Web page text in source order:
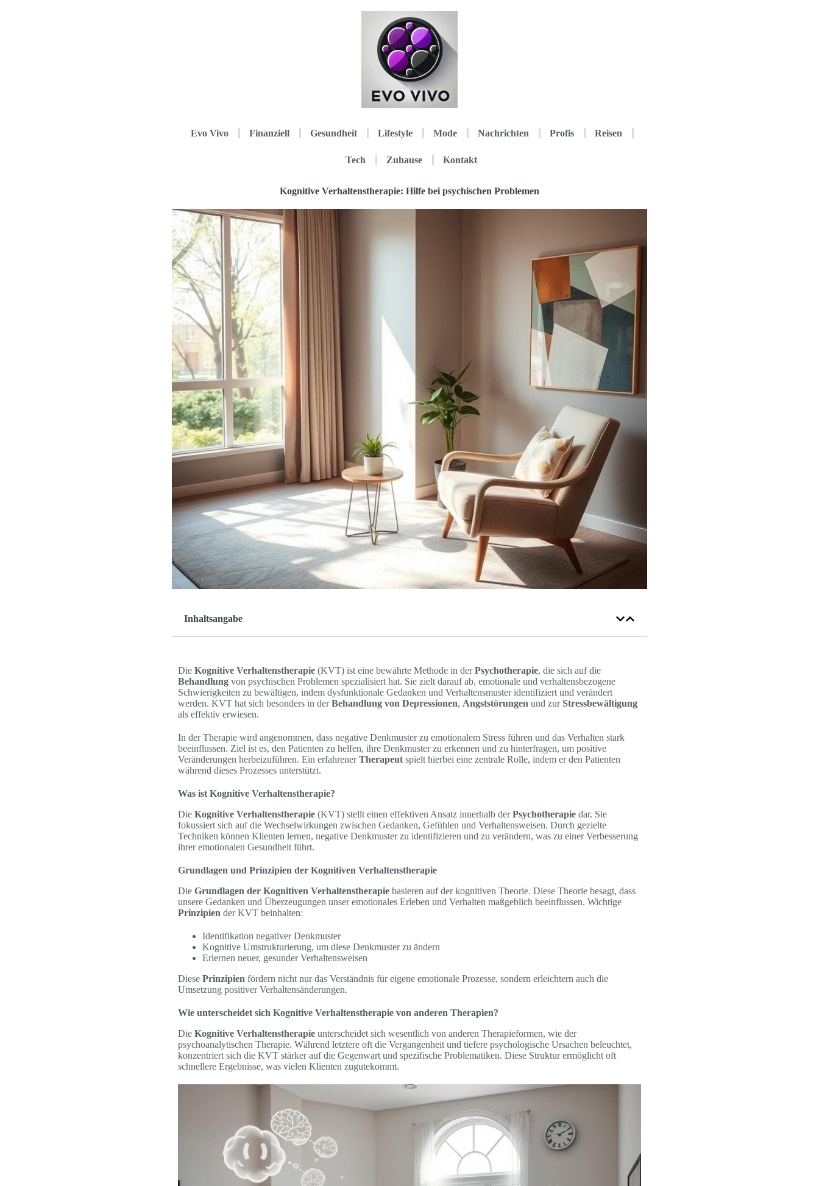
Evo Vivo Finanziell Gesundheit Lifestyle Mode Nachrichten Profis Reisen
Tech Zuhause Kontakt
Kognitive Verhaltenstherapie: Hilfe bei psychischen Problemen
Inhaltsangabe
Die Kognitive Verhaltenstherapie (KVT) ist eine bewährte Methode in derPsychotherapie, die sich auf die
Behandlung von psychischen Problemen spezialisiert hat. Sie zielt darauf ab, emotionale und verhaltensbezogene
Schwierigkeiten zu bewältigen, indem dysfunktionale Gedanken und Verhaltensmuster identifiziert und verändert
werden. KVT hat sich besonders in derBehandlung von Depressionen, Angststörungen und zurStressbewältigung
als effektiv erwiesen.
In der Therapie wird angenommen, dass negative Denkmuster zu emotionalem Stress führen und das Verhalten stark
beeinflussen. Ziel ist es, den Patienten zu helfen, ihre Denkmuster zu erkennen und zu hinterfragen, um positive
Veränderungen herbeizuführen. Ein erfahrenerTherapeut spielt hierbei eine zentrale Rolle, indem er den Patienten
während dieses Prozesses unterstützt.
Was ist Kognitive Verhaltenstherapie?
Die Kognitive Verhaltenstherapie (KVT) stellt einen effektiven Ansatz innerhalb derPsychotherapie dar. Sie
fokussiert sich auf die Wechselwirkungen zwischen Gedanken, Gefühlen und Verhaltensweisen. Durch gezielte
Techniken können Klienten lernen, negative Denkmuster zu identifizieren und zu verändern, was zu einer Verbesserung
ihrer emotionalen Gesundheit führt.
Grundlagen und Prinzipien der Kognitiven Verhaltenstherapie
Die Grundlagen der Kognitiven Verhaltenstherapie basieren auf der kognitiven Theorie. Diese Theorie besagt, dass
unsere Gedanken und Überzeugungen unser emotionales Erleben und Verhalten maßgeblich beeinflussen. Wichtige
Prinzipien der KVT beinhalten:
Identifikation negativer Denkmuster
Kognitive Umstrukturierung, um diese Denkmuster zu ändern
Erlernen neuer, gesunder Verhaltensweisen
Diese Prinzipien fördern nicht nur das Verständnis für eigene emotionale Prozesse, sondern erleichtern auch die
Umsetzung positiver Verhaltensänderungen.
Wie unterscheidet sich Kognitive Verhaltenstherapie von anderen Therapien?
Die Kognitive Verhaltenstherapie unterscheidet sich wesentlich von anderen Therapieformen, wie der
psychoanalytischen Therapie. Während letztere oft die Vergangenheit und tiefere psychologische Ursachen beleuchtet,
konzentriert sich die KVT stärker auf die Gegenwart und spezifische Problematiken. Diese Struktur ermöglicht oft
schnellere Ergebnisse, was vielen Klienten zugutekommt.